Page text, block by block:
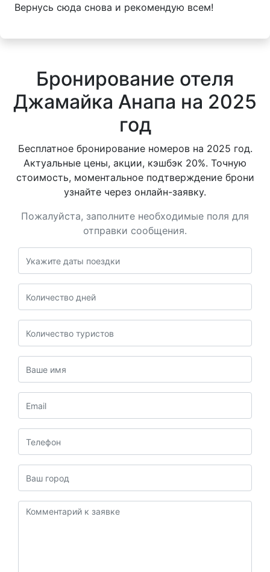
Вернусь сюда снова и рекомендую всем!
Бронирование отеля
Джамайка Анапа на 2025
год
Бесплатное бронирование номеров на 2025 год.
Актуальные цены, акции, кэшбэк 20%. Точную
стоимость, моментальное подтверждение брони
узнайте через онлайн-заявку.
Пожалуйста, заполните необходимые поля для
отправки сообщения.